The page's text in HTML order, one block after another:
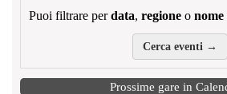
Puoi filtrare perdata, regione o nome
Cerca eventi →
Prossime gare in